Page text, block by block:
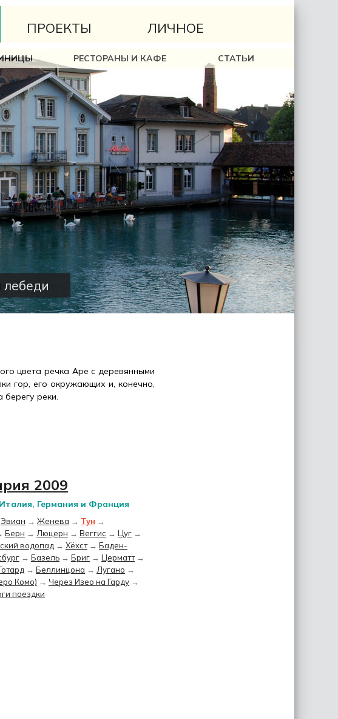
РЕСТОРАНЫ И КАФЕ СТАТЬИ
ПРОЕКТЫ ЛИЧНОЕ
цвета речка Аре с деревянными
гор, его окружающих и, конечно,
реки.
2009
Германия и Франция
Эвиан → Женева → Тун →
Берн → Люцерн → Веггис → Цуг →
водопад → Хёхст→ Баден-
→ Базель → Бриг → Церматт→
→ Беллинцона → Лугано →
Комо) → Через Изео на Гарду →
поездки